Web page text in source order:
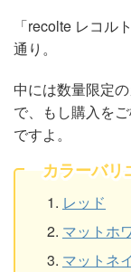
「recolte レコル
通り。
中には数量限定
で、もし購入を
ですよ。
カラーバリ
レッド
マットホ
マットネ